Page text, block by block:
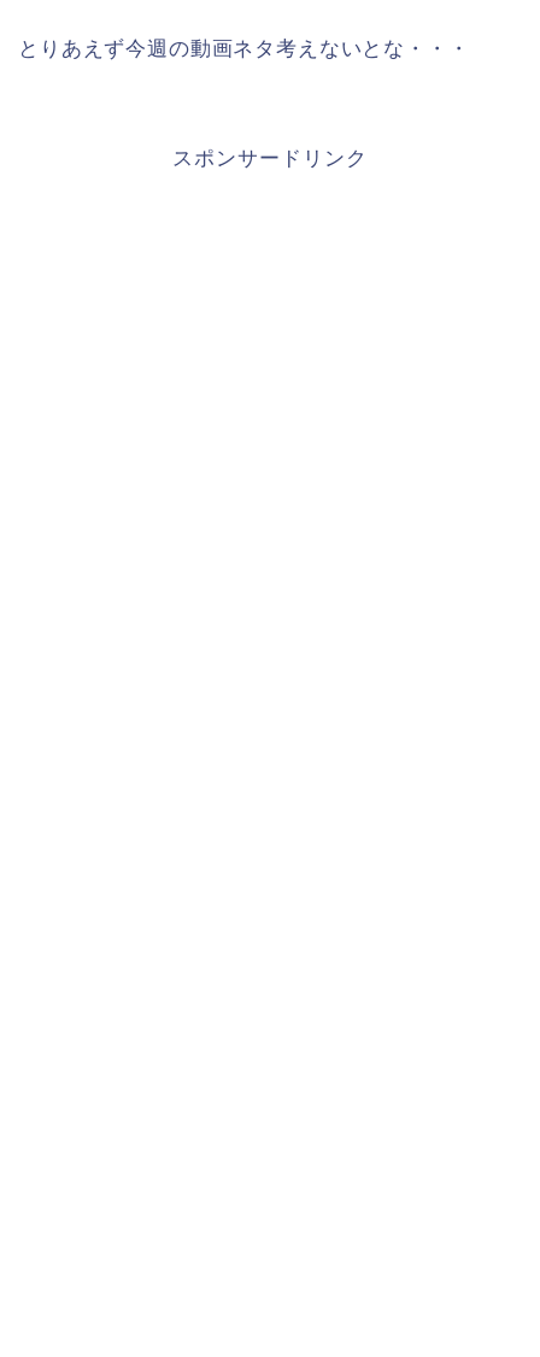
とりあえず今週の動画ネタ考えないとな・・・
スポンサードリンク